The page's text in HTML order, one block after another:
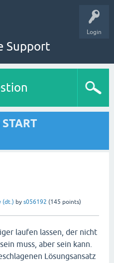
Login
Support
(dt.) by s056192 (145 points)
laufen lassen, der nicht
muss, aber sein kann.
Lösungsansatz